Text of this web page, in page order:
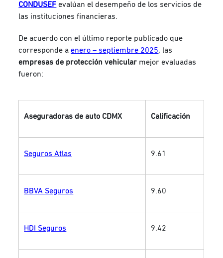
CONDUSEF evalúan el desempeño de los servicios de
las instituciones financieras.
De acuerdo con el último reporte publicado que
corresponde aenero – septiembre 2025, las
empresas de protección vehicular mejor evaluadas
fueron:
Aseguradoras de auto CDMX Calificación
Seguros Atlas 9.61
BBVA Seguros 9.60
HDI Seguros 9.42